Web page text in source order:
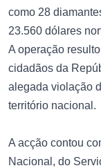
como 28
23.560 dólares
A operação
cidadãos da
alegada violação
território nacional.
A acção contou
Nacional, do